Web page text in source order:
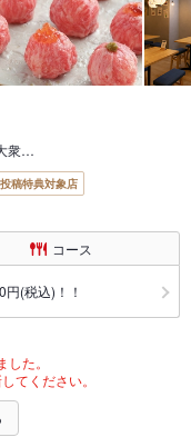
衆…
稿特典対象店
コース
(税込)！！
た。
てください。